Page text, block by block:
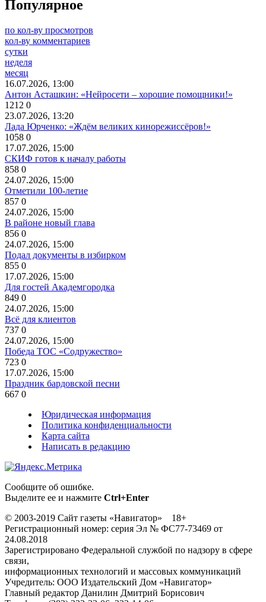
Популярное
по кол-ву просмотров
кол-ву комментариев
сутки
неделя
месяц
16.07.2026, 13:00
Антон Асташкин: «Нейросети – хорошие помощники!»
1212 0
23.07.2026, 13:20
Лада Юрченко: «Ждём великих кинорежиссёров!»
1058 0
17.07.2026, 15:00
СКИФ готов к началу работы
858 0
24.07.2026, 15:00
Отметили 100-летие
857 0
24.07.2026, 15:00
В районе новый глава
856 0
24.07.2026, 15:00
Подал документы в избирком
855 0
17.07.2026, 15:00
Для гостей Академгородка
849 0
24.07.2026, 15:00
Всё для клиентов
737 0
24.07.2026, 15:00
Победа ТОС «Содружество»
723 0
17.07.2026, 15:00
Праздник бардовской песни
667 0
Юридическая информация
Политика конфиденциальности
Карта сайта
Написать в редакцию
Сообщите об ошибке.
Выделите ее и нажмите Ctrl+Enter
© 2003-2019 Сайт газеты «Навигатор» 18+
Регистрационный номер: серия Эл № ФС77-73469 от
24.08.2018
Зарегистрировано Федеральной службой по надзору в сфере
связи,
информационных технологий и массовых коммуникаций
Учредитель: ООО Издательский Дом «Навигатор»
Главный редактор Данилин Дмитрий Борисович